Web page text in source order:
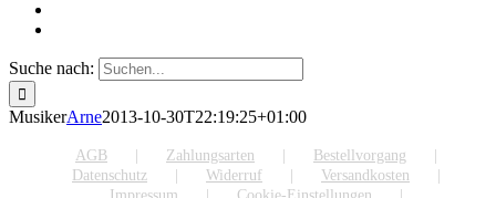
Suche nach:
MusikerArne2013-10-30T22:19:25+01:00
AGB Zahlungsarten
Bestellvorgang
Datenschutz
Widerruf
Versandkosten